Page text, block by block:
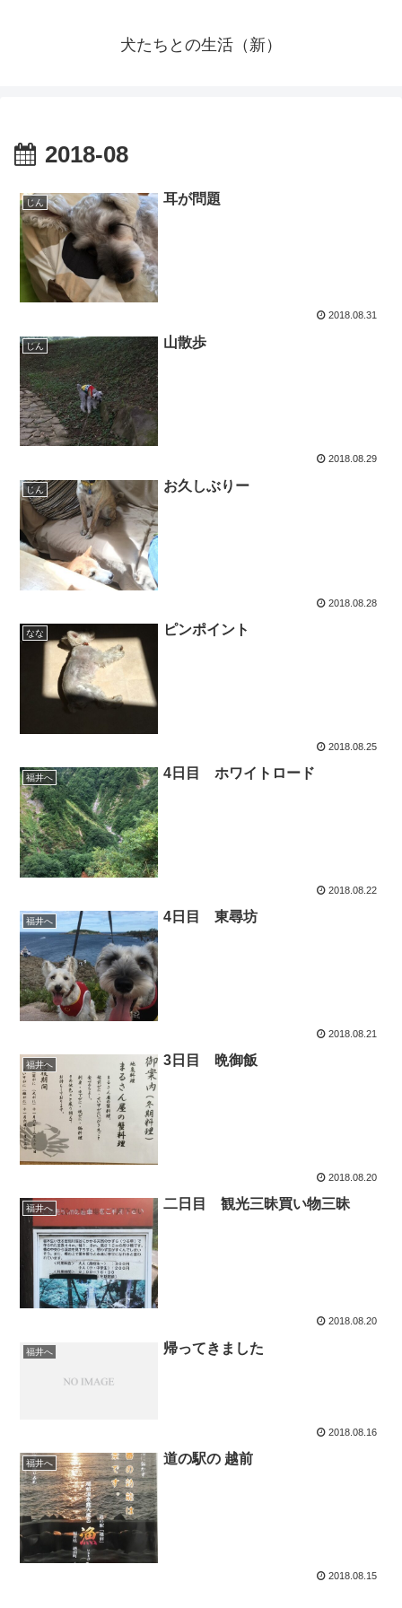
犬たちとの生活（新）
2018-08
じん 耳が問題
2018.08.31
じん 山散歩
2018.08.29
じん お久しぶりー
2018.08.28
なな ピンポイント
2018.08.25
福井へ 4日目 ホワイトロード
2018.08.22
福井へ 4日目 東尋坊
2018.08.21
福井へ 3日目 晩御飯
2018.08.20
福井へ 二日目 観光三昧買い物三昧
2018.08.20
福井へ 帰ってきました
2018.08.16
福井へ 道の駅の 越前
2018.08.15